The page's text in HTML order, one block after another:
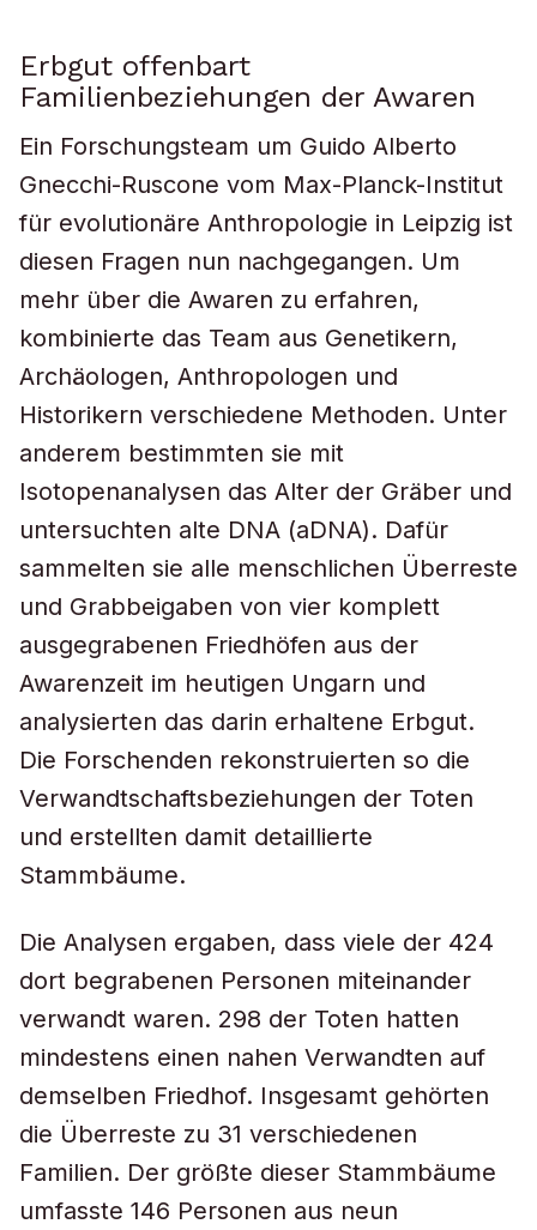
Erbgut offenbart
Familienbeziehungen der Awaren
Ein Forschungsteam um Guido Alberto
Gnecchi-Ruscone vom Max-Planck-Institut
für evolutionäre Anthropologie in Leipzig ist
diesen Fragen nun nachgegangen. Um
mehr über die Awaren zu erfahren,
kombinierte das Team aus Genetikern,
Archäologen, Anthropologen und
Historikern verschiedene Methoden. Unter
anderem bestimmten sie mit
Isotopenanalysen das Alter der Gräber und
untersuchten alte DNA (aDNA). Dafür
sammelten sie alle menschlichen Überreste
und Grabbeigaben von vier komplett
ausgegrabenen Friedhöfen aus der
Awarenzeit im heutigen Ungarn und
analysierten das darin erhaltene Erbgut.
Die Forschenden rekonstruierten so die
Verwandtschaftsbeziehungen der Toten
und erstellten damit detaillierte
Stammbäume.
Die Analysen ergaben, dass viele der 424
dort begrabenen Personen miteinander
verwandt waren. 298 der Toten hatten
mindestens einen nahen Verwandten auf
demselben Friedhof. Insgesamt gehörten
die Überreste zu 31 verschiedenen
Familien. Der größte dieser Stammbäume
umfasste 146 Personen aus neun